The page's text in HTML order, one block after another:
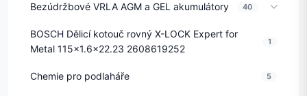
Bezúdržbové VRLA AGM a GEL akumulátory 40
BOSCH Dělicí kotouč rovný X-LOCK Expert for
Metal 115x1.6x22.23 2608619252
1
Chemie pro podlaháře 5